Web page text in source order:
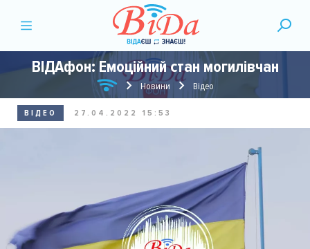
ВІДАфон: Емоційний стан могилівчан
Новини Відео
ВІДЕО 27.04.2022 15:53